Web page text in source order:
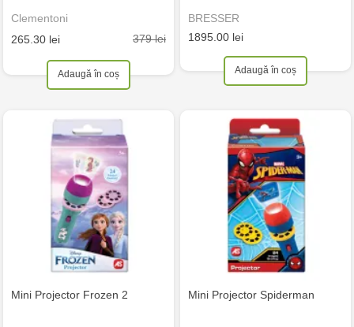
Clementoni
265.30 lei
379 lei
Adaugă în coș
BRESSER
1895.00 lei
Adaugă în coș
Mini Projector Frozen 2 Mini Projector Spiderman